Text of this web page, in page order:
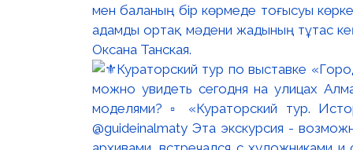
мен баланың бір көрмеде тоғысуы
адамды ортақ мәдени жадының тұтас
Оксана Танская.